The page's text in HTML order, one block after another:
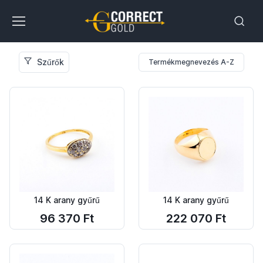
Szűrők Termékmegnevezés A-Z
14 K arany gyűrű
96 370 Ft
14 K arany gyűrű
222 070 Ft